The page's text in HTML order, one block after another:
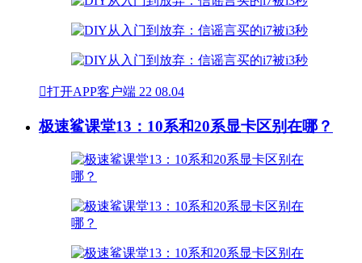
打开APP客户端 22 08.04
极速鲨课堂13：10系和20系显卡区别在哪？